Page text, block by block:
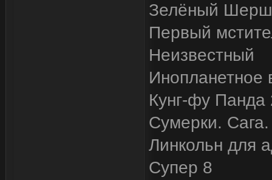
Зелёный
Первый
Неизвестный
Инопланетное
Кунг-фу Панда
Сумерки.
Линкольн для
Супер 8